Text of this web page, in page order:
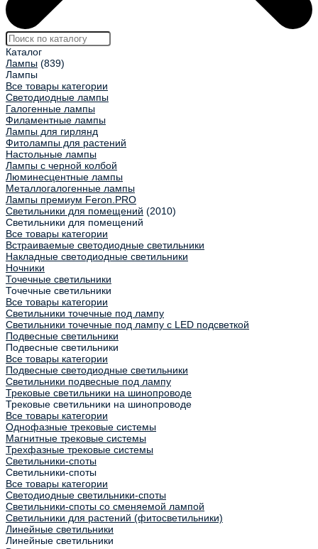
Каталог
Лампы (839)
Лампы
Все товары категории
Светодиодные лампы
Галогенные лампы
Филаментные лампы
Лампы для гирлянд
Фитолампы для растений
Настольные лампы
Лампы с черной колбой
Люминесцентные лампы
Металлогалогенные лампы
Лампы премиум Feron.PRO
Светильники для помещений (2010)
Светильники для помещений
Все товары категории
Встраиваемые светодиодные светильники
Накладные светодиодные светильники
Ночники
Точечные светильники
Точечные светильники
Все товары категории
Светильники точечные под лампу
Светильники точечные под лампу с LED подсветкой
Подвесные светильники
Подвесные светильники
Все товары категории
Подвесные светодиодные светильники
Светильники подвесные под лампу
Трековые светильники на шинопроводе
Трековые светильники на шинопроводе
Все товары категории
Однофазные трековые системы
Магнитные трековые системы
Трехфазные трековые системы
Светильники-споты
Светильники-споты
Все товары категории
Светодиодные светильники-споты
Светильники-споты со сменяемой лампой
Светильники для растений (фитосветильники)
Линейные светильники
Линейные светильники